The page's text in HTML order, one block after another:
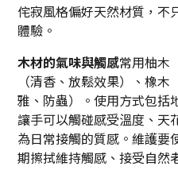
侘寂風格偏好天然材質，不
體驗。
木材的氣味與觸感常用柚木
（清香、放鬆效果）、橡
雅、防蟲）。使用方式包括
讓手可以觸碰感受溫度、天
為日常接觸的質感。維護要
期擦拭維持觸感、接受自然